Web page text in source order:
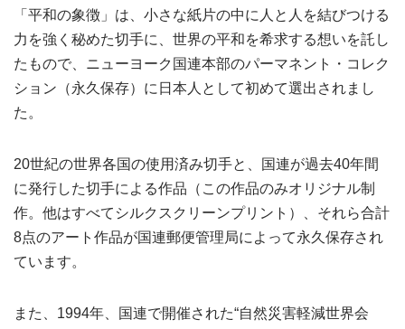
「平和の象徴」は、小さな紙片の中に人と人を結びつける
力を強く秘めた切手に、世界の平和を希求する想いを託し
たもので、ニューヨーク国連本部のパーマネント・コレク
ション（永久保存）に日本人として初めて選出されまし
た。
20世紀の世界各国の使用済み切手と、国連が過去40年間
に発行した切手による作品（この作品のみオリジナル制
作。他はすべてシルクスクリーンプリント）、それら合計
8点のアート作品が国連郵便管理局によって永久保存され
ています。
また、1994年、国連で開催された“自然災害軽減世界会